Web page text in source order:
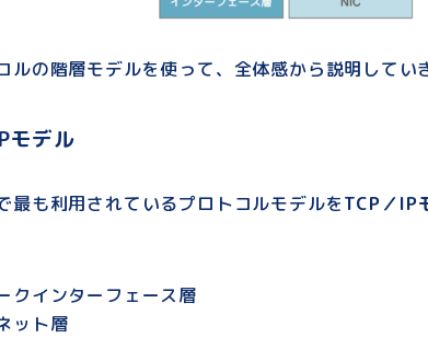
ルの階層モデルを使って、全体感から説明してい
モデル
最も利用されているプロトコルモデルをTCP／IP
クインターフェース層
ット層